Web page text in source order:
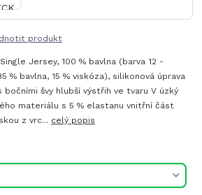
produkt
Jersey, 100 % bavlna (barva 12 -
% bavlna, 15 % viskóza), silikonová úprava
bočními švy hlubší výstřih ve tvaru V úzký
materiálu s 5 % elastanu vnitřní část
z vrc... celý popis